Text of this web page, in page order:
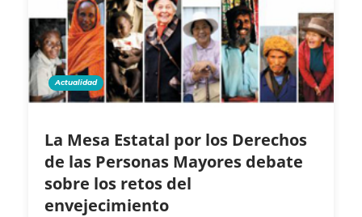
Actualidad
La Mesa Estatal por los Derechos
de las Personas Mayores debate
sobre los retos del
envejecimiento